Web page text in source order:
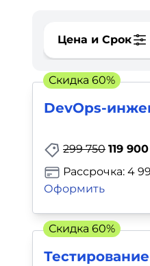
Цена и Срок
DevOps-
299 750 119
Рассрочка: 4
Оформить
Скидка 60%
Скидка 60%
Для детей
Репетиторы